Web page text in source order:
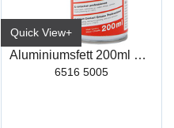
Quick View+
Aluminiumsfett 200ml m/Drivgass S424
6516 5005